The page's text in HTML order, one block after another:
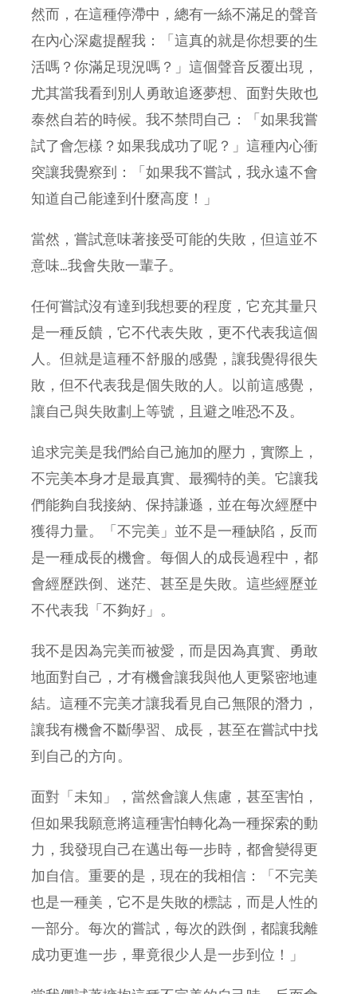
然而，在這種停滯中，總有一絲不滿足的聲音
在內心深處提醒我：「這真的就是你想要的生
活嗎？你滿足現況嗎？」這個聲音反覆出現，
尤其當我看到別人勇敢追逐夢想、面對失敗也
泰然自若的時候。我不禁問自己：「如果我嘗
試了會怎樣？如果我成功了呢？」這種內心衝
突讓我覺察到：「如果我不嘗試，我永遠不會
知道自己能達到什麼高度！」
當然，嘗試意味著接受可能的失敗，但這並不
意味…我會失敗一輩子。
任何嘗試沒有達到我想要的程度，它充其量只
是一種反饋，它不代表失敗，更不代表我這個
人。但就是這種不舒服的感覺，讓我覺得很失
敗，但不代表我是個失敗的人。以前這感覺，
讓自己與失敗劃上等號，且避之唯恐不及。
追求完美是我們給自己施加的壓力，實際上，
不完美本身才是最真實、最獨特的美。它讓我
們能夠自我接納、保持謙遜，並在每次經歷中
獲得力量。「不完美」並不是一種缺陷，反而
是一種成長的機會。每個人的成長過程中，都
會經歷跌倒、迷茫、甚至是失敗。這些經歷並
不代表我「不夠好」。
我不是因為完美而被愛，而是因為真實、勇敢
地面對自己，才有機會讓我與他人更緊密地連
結。這種不完美才讓我看見自己無限的潛力，
讓我有機會不斷學習、成長，甚至在嘗試中找
到自己的方向。
面對「未知」，當然會讓人焦慮，甚至害怕，
但如果我願意將這種害怕轉化為一種探索的動
力，我發現自己在邁出每一步時，都會變得更
加自信。重要的是，現在的我相信：「不完美
也是一種美，它不是失敗的標誌，而是人性的
一部分。每次的嘗試，每次的跌倒，都讓我離
成功更進一步，畢竟很少人是一步到位！」